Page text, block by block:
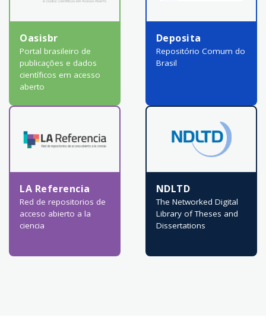
Oasisbr
Portal brasileiro de
publicações e dados
científicos em acesso
aberto
Deposita
Repositório Comum do
Brasil
LA Referencia
Red de repositorios de
acceso abierto a la
ciencia
NDLTD
The Networked Digital
Library of Theses and
Dissertations